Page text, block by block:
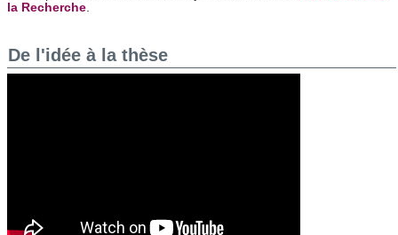
la Recherche.
De l'idée à la thèse